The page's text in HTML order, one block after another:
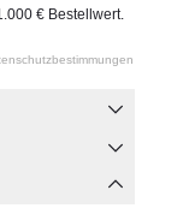
€ Bestellwert.